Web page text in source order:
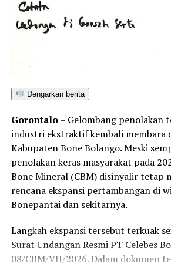
MITIGASI BENCANA
TANGERANG
TAS SIAGA BENCANA
BMN 2025: Ketika Generasi Muda
Lingkungan
DON'T MISS
DLH Turun Tangan! Dugaan
Alfamart Pohuwato Diselidiki
aktivitas PETI secara masif
mengancam kelestarian lingkungan,
sedimentasi sungai, serta
Penegakan hukum yang adil,
pandang bulu menjadi kunci utama
anggapan publik mengenai adanya
penindakan tambang ilegal di
Hingga berita ini diterbitkan, redaksi
berupaya melayangkan konfirmasi
diduga bertanggung jawab atas
namun belum mendapatkan
jurnalistik, ruang klarifikasi dan hak
untuk memelihara keberimbangan
Dengarkan berita
Gorontalo– Gelombang penolakan
industri ekstraktif kembali membara
Kabupaten Bone Bolango. Meski
penolakan keras masyarakat pada
Bone Mineral (CBM) disinyalir tetap
rencana ekspansi pertambangan di
Bonepantai dan sekitarnya.
Langkah ekspansi tersebut terkuak
Surat Undangan Resmi PT Celebes
08/CBM/VII/2026. Dalam dokumen